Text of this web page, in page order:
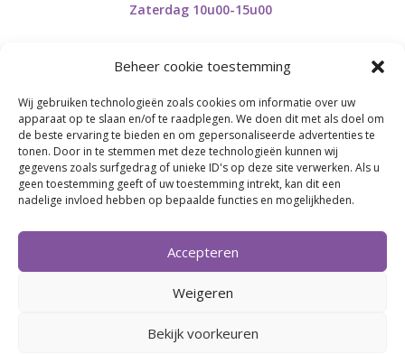
Beheer cookie toestemming
Wij gebruiken technologieën zoals cookies om informatie over uw
apparaat op te slaan en/of te raadplegen. We doen dit met als doel om
de beste ervaring te bieden en om gepersonaliseerde advertenties te
tonen. Door in te stemmen met deze technologieën kunnen wij
gegevens zoals surfgedrag of unieke ID's op deze site verwerken. Als u
geen toestemming geeft of uw toestemming intrekt, kan dit een
nadelige invloed hebben op bepaalde functies en mogelijkheden.
Accepteren
Weigeren
Bekijk voorkeuren
Zaterdag 10u00-15u00
Retourneren en herroepen
BE0746.853.082
BREI- EN HAAK-ATELJEE
Momenteel on hold wegens medische reden.
Heropstart september.